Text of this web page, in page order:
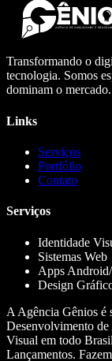
Transformando o
tecnologia. Somos
dominam o mercado.
Links
Serviços
Portfólio
Contato
Serviços
Identidade
Sistemas Web
Apps
Design
A Agência Gênios é
Desenvolvimento
Visual em todo
Lançamentos.